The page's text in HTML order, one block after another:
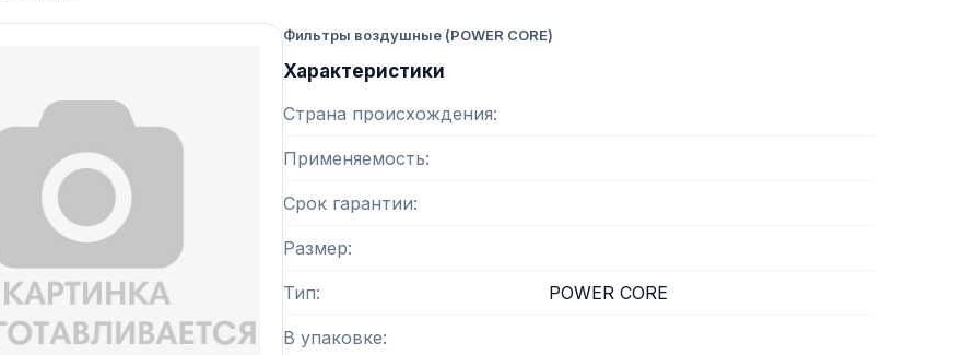
Фильтры воздушные (POWER CORE)
Характеристики
Страна происхождения
Применяемость
Срок гарантии
Размер
Тип POWER CORE
В упаковке